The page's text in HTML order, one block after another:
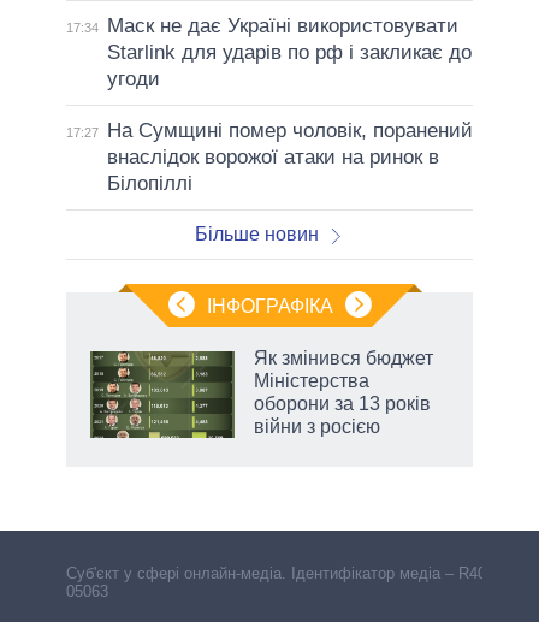
17:34
Маск не дає Україні використовувати
Starlink для ударів по рф і закликає до
угоди
17:27
На Сумщині помер чоловік, поранений
внаслідок ворожої атаки на ринок в
Білопіллі
Більше новин
ІНФОГРАФІКА
Як змінився бюджет
Міністерства
оборони за 13 років
війни з росією
Cуб'єкт у сфері онлайн-медіа. Ідентифікатор медіа – R40-
05063